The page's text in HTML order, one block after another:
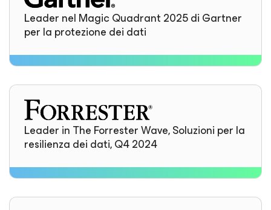
Leader nel Magic Quadrant 2025 di Gartner
per la protezione dei dati
Leader in The Forrester Wave, Soluzioni per la
resilienza dei dati, Q4 2024